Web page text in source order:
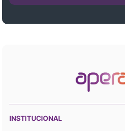
INSTITUCIONAL